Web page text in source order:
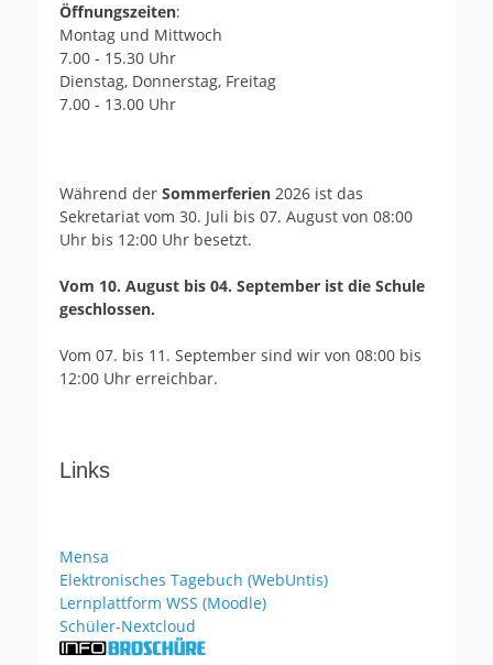
Öffnungszeiten:
Montag und Mittwoch
7.00 - 15.30 Uhr
Dienstag, Donnerstag, Freitag
7.00 - 13.00 Uhr
Während der Sommerferien 2026 ist das
Sekretariat vom 30. Juli bis 07. August von 08:00
Uhr bis 12:00 Uhr besetzt.
Vom 10. August bis 04. September ist die Schule
geschlossen.
Vom 07. bis 11. September sind wir von 08:00 bis
12:00 Uhr erreichbar.
Links
Mensa
Elektronisches Tagebuch (WebUntis)
Lernplattform WSS (Moodle)
Schüler-Nextcloud